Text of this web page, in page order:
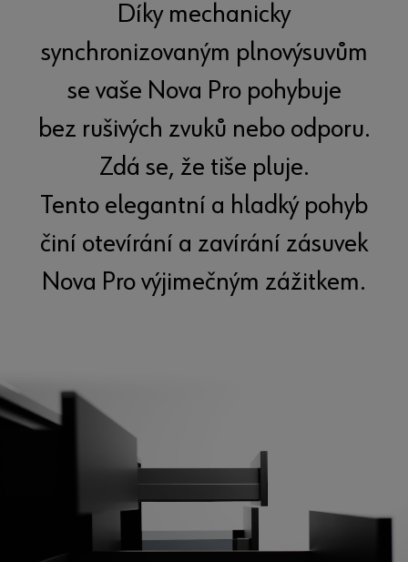
Díky mechanicky
synchronizovaným plnovýsuvům
se vaše Nova Pro pohybuje
bez rušivých zvuků nebo odporu.
Zdá se, že tiše pluje.
Tento elegantní a hladký pohyb
činí otevírání a zavírání zásuvek
Nova Pro výjimečným zážitkem.